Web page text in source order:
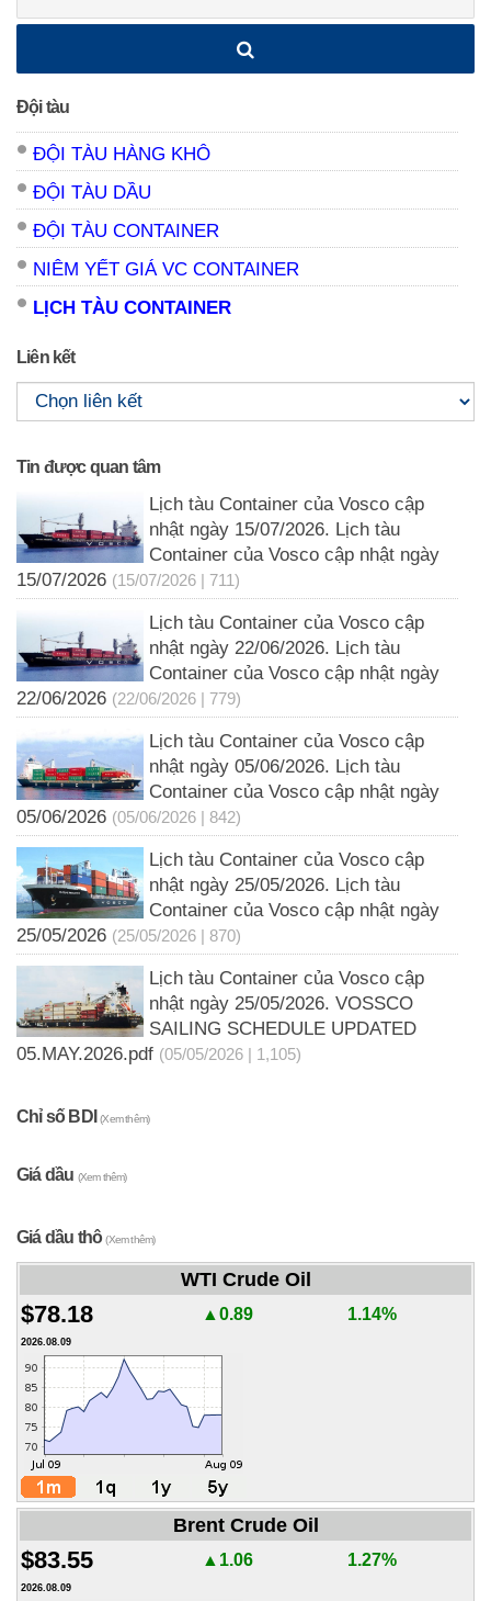
Đội tàu
ĐỘI TÀU HÀNG KHÔ
ĐỘI TÀU DẦU
ĐỘI TÀU CONTAINER
NIÊM YẾT GIÁ VC CONTAINER
LỊCH TÀU CONTAINER
Liên kết
Tin được quan tâm
Lịch tàu Container của Vosco cập
nhật ngày 15/07/2026. Lịch tàu
Container của Vosco cập nhật ngày
15/07/2026 (15/07/2026 | 711)
Lịch tàu Container của Vosco cập
nhật ngày 22/06/2026. Lịch tàu
Container của Vosco cập nhật ngày
22/06/2026 (22/06/2026 | 779)
Lịch tàu Container của Vosco cập
nhật ngày 05/06/2026. Lịch tàu
Container của Vosco cập nhật ngày
05/06/2026 (05/06/2026 | 842)
Lịch tàu Container của Vosco cập
nhật ngày 25/05/2026. Lịch tàu
Container của Vosco cập nhật ngày
25/05/2026 (25/05/2026 | 870)
Lịch tàu Container của Vosco cập
nhật ngày 25/05/2026. VOSSCO
SAILING SCHEDULE UPDATED
05.MAY.2026.pdf (05/05/2026 | 1,105)
Chỉ số BDI(Xem thêm)
Giá dầu (Xem thêm)
Giá dầu thô(Xem thêm)
WTI Crude Oil
$78.18 ▲0.89 1.14%
2026.08.09
Brent Crude Oil
$83.55 ▲1.06 1.27%
2026.08.09